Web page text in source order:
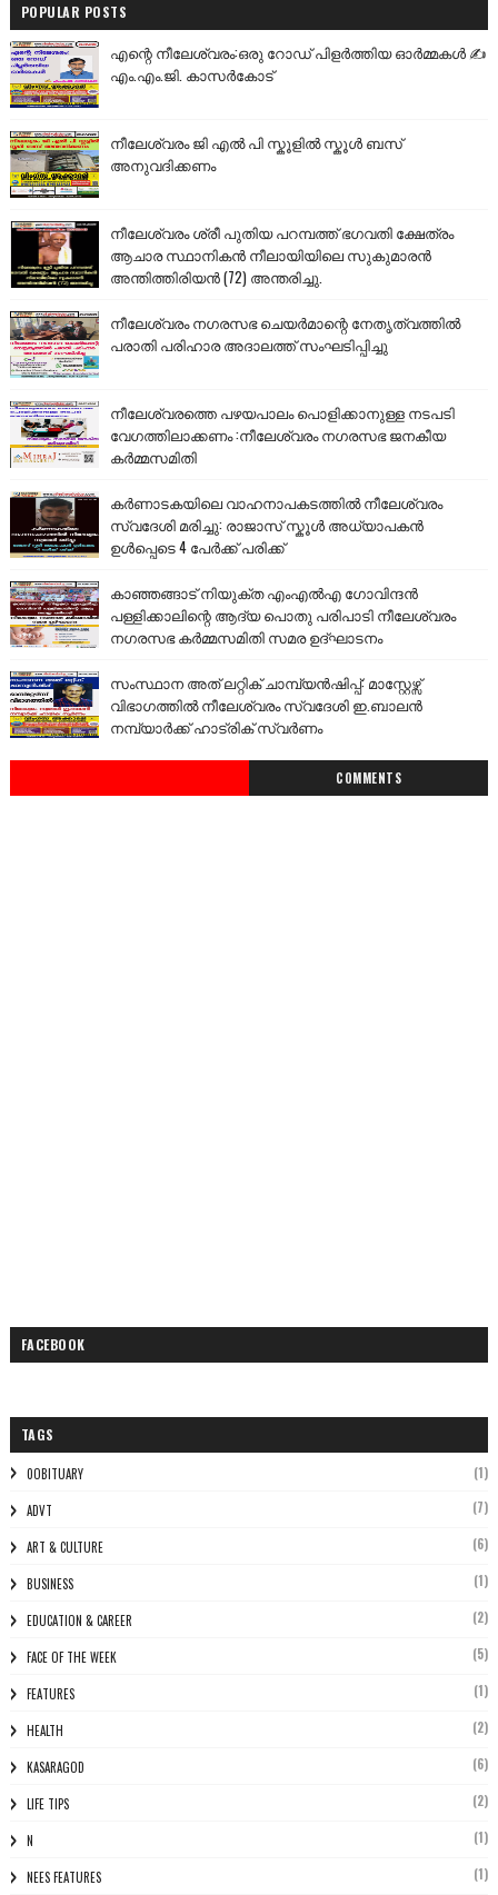
POPULAR POSTS
എന്റെ നീലേശ്വരം:ഒരു റോഡ് പിളർത്തിയ ഓർമ്മകൾ ✍️
എം.എം.ജി. കാസർകോട്
നീലേശ്വരം ജി എൽ പി സ്കൂളിൽ സ്കൂൾ ബസ്
അനുവദിക്കണം
നീലേശ്വരം ശ്രീ പുതിയ പറമ്പത്ത് ഭഗവതി ക്ഷേത്രം
ആചാര സ്ഥാനികൻ നീലായിയിലെ സുകുമാരൻ
അന്തിത്തിരിയൻ (72) അന്തരിച്ചു.
നീലേശ്വരം നഗരസഭ ചെയർമാന്റെ നേതൃത്വത്തിൽ
പരാതി പരിഹാര അദാലത്ത് സംഘടിപ്പിച്ചു
നീലേശ്വരത്തെ പഴയപാലം പൊളിക്കാനുള്ള നടപടി
വേഗത്തിലാക്കണം :നീലേശ്വരം നഗരസഭ ജനകീയ
കർമ്മസമിതി
കർണാടകയിലെ വാഹനാപകടത്തിൽ നീലേശ്വരം
സ്വദേശി മരിച്ചു: രാജാസ് സ്കൂൾ അധ്യാപകൻ
ഉൾപ്പെടെ 4 പേർക്ക് പരിക്ക്
കാഞ്ഞങ്ങാട് നിയുക്ത എംഎൽഎ ഗോവിന്ദൻ
പള്ളിക്കാലിന്റെ ആദ്യ പൊതു പരിപാടി നീലേശ്വരം
നഗരസഭ കർമ്മസമിതി സമര ഉദ്ഘാടനം
സംസ്ഥാന അത് ലറ്റിക് ചാമ്പ്യൻഷിപ്പ്: മാസ്റ്റേഴ്സ്
വിഭാഗത്തിൽ നീലേശ്വരം സ്വദേശി ഇ.ബാലൻ
നമ്പ്യാർക്ക് ഹാട്രിക് സ്വർണം
COMMENTS
FACEBOOK
TAGS
0OBITUARY (1)
ADVT (7)
ART & CULTURE (6)
BUSINESS (1)
EDUCATION & CAREER (2)
FACE OF THE WEEK (5)
FEATURES (1)
HEALTH (2)
KASARAGOD (6)
LIFE TIPS (2)
N (1)
NEES FEATURES (1)